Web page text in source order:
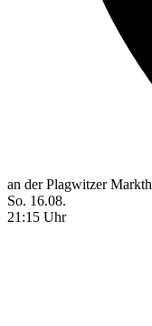
an der Plagwitzer
So. 16.08.
21:15 Uhr